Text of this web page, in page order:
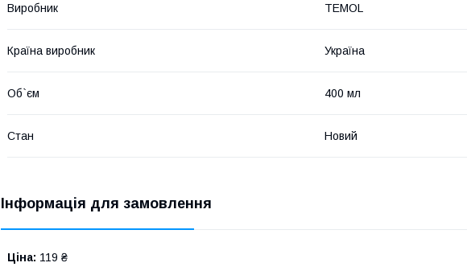
Виробник TEMOL
Країна виробник Україна
Об`єм 400 мл
Стан Новий
Інформація для замовлення
Ціна: 119 ₴